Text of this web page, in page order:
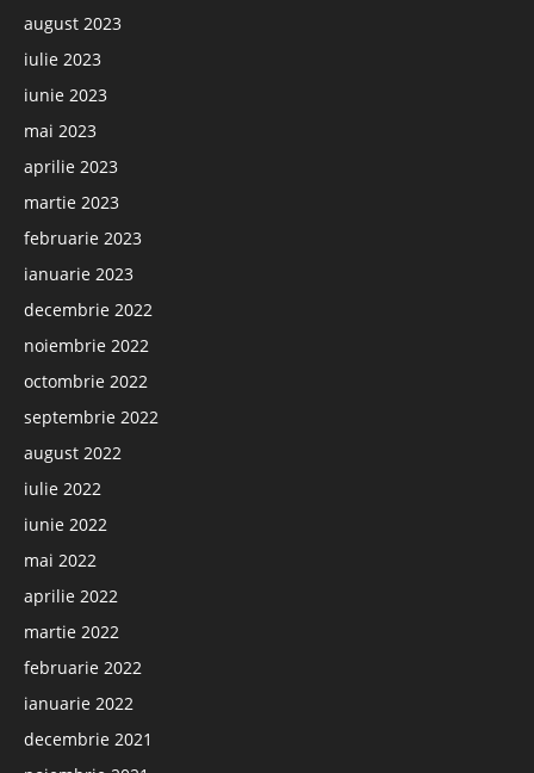
august 2023
iulie 2023
iunie 2023
mai 2023
aprilie 2023
martie 2023
februarie 2023
ianuarie 2023
decembrie 2022
noiembrie 2022
octombrie 2022
septembrie 2022
august 2022
iulie 2022
iunie 2022
mai 2022
aprilie 2022
martie 2022
februarie 2022
ianuarie 2022
decembrie 2021